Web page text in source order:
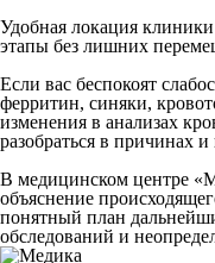
Удобная локация
этапы без лишних
Если вас беспокоят
ферритин, синяки,
изменения в анализах
разобраться в причинах
В медицинском центре
объяснение
понятный план
обследований и